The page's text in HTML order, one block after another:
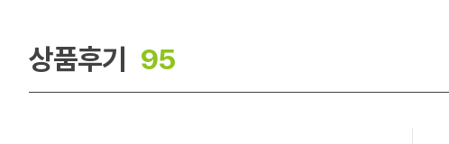
상품후기 95